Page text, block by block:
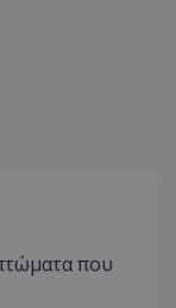
που